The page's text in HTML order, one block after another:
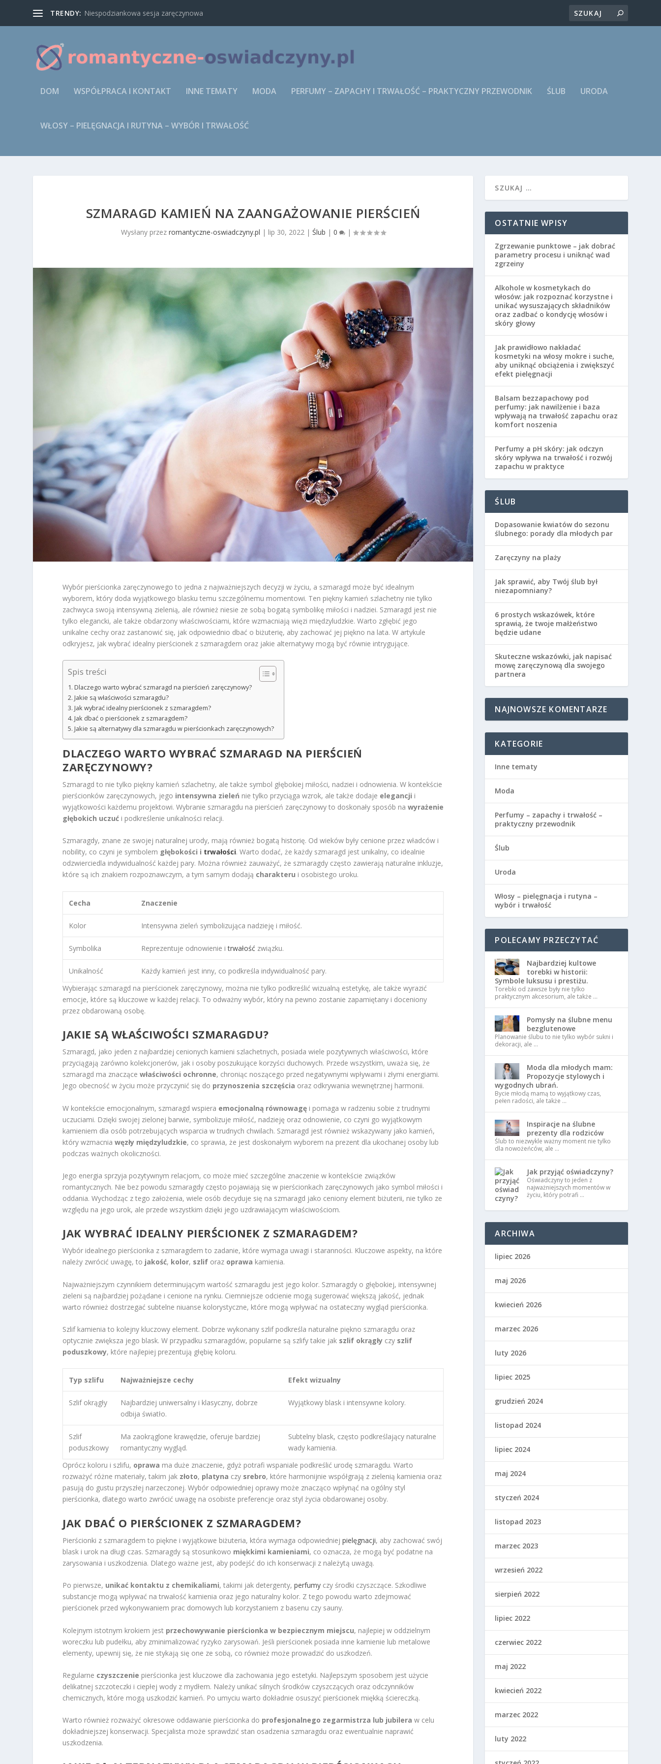
TRENDY: Niespodziankowa sesja zaręczynowa
DOM WSPÓŁPRACA I KONTAKT INNE TEMATY MODA PERFUMY – ZAPACHY I TRWAŁOŚĆ – PRAKTYCZNY PRZEWODNIK ŚLUB URODA
WŁOSY – PIELĘGNACJA I RUTYNA – WYBÓR I TRWAŁOŚĆ
SZMARAGD KAMIEŃ NA ZAANGAŻOWANIE PIERŚCIEŃ
Wysłany przez romantyczne-oswiadczyny.pl | lip 30, 2022| Ślub | 0 |
Wybór pierścionka zaręczynowego to jedna z najważniejszych decyzji w życiu, a szmaragd może być idealnym
wyborem, który doda wyjątkowego blasku temu szczególnemu momentowi. Ten piękny kamień szlachetny nie tylko
zachwyca swoją intensywną zielenią, ale również niesie ze sobą bogatą symbolikę miłości i nadziei. Szmaragd jest nie
tylko elegancki, ale także obdarzony właściwościami, które wzmacniają więzi międzyludzkie. Warto zgłębić jego
unikalne cechy oraz zastanowić się, jak odpowiednio dbać o biżuterię, aby zachować jej piękno na lata. W artykule
odkryjesz, jak wybrać idealny pierścionek z szmaragdem oraz jakie alternatywy mogą być równie intrygujące.
Spis treści
Dlaczego warto wybrać szmaragd na pierścień zaręczynowy?
Jakie są właściwości szmaragdu?
Jak wybrać idealny pierścionek z szmaragdem?
Jak dbać o pierścionek z szmaragdem?
Jakie są alternatywy dla szmaragdu w pierścionkach zaręczynowych?
DLACZEGO WARTO WYBRAĆ SZMARAGD NA PIERŚCIEŃ
ZARĘCZYNOWY?
Szmaragd to nie tylko piękny kamień szlachetny, ale także symbol głębokiej miłości, nadziei i odnowienia. W kontekście
pierścionków zaręczynowych, jego intensywna zieleń nie tylko przyciąga wzrok, ale także dodaje elegancji i
wyjątkowości każdemu projektowi. Wybranie szmaragdu na pierścień zaręczynowy to doskonały sposób nawyrażenie
głębokich uczuć i podkreślenie unikalności relacji.
Szmaragdy, znane ze swojej naturalnej urody, mają również bogatą historię. Od wieków były cenione przez władców i
nobility, co czyni je symbolem głębokości i trwałości. Warto dodać, że każdy szmaragd jest unikalny, co idealnie
odzwierciedla indywidualność każdej pary. Można również zauważyć, że szmaragdy często zawierają naturalne inkluzje,
które są ich znakiem rozpoznawczym, a tym samym dodają charakteru i osobistego uroku.
Cecha Znaczenie
Kolor Intensywna zieleń symbolizująca nadzieję i miłość.
Symbolika Reprezentuje odnowienie itrwałość związku.
Unikalność
Każdy kamień jest inny, co podkreśla indywidualność pary.
Wybierając szmaragd na pierścionek zaręczynowy, można nie tylko podkreślić wizualną estetykę, ale także wyrazić
emocje, które są kluczowe w każdej relacji. To odważny wybór, który na pewno zostanie zapamiętany i doceniony
przez obdarowaną osobę.
JAKIE SĄ WŁAŚCIWOŚCI SZMARAGDU?
Szmaragd, jako jeden z najbardziej cenionych kamieni szlachetnych, posiada wiele pozytywnych właściwości, które
przyciągają zarówno kolekcjonerów, jak i osoby poszukujące korzyści duchowych. Przede wszystkim, uważa się, że
szmaragd ma znaczącewłaściwości ochronne, chroniąc noszącego przed negatywnymi wpływami i złymi energiami.
Jego obecność w życiu może przyczynić się do przynoszenia szczęścia oraz odkrywania wewnętrznej harmonii.
W kontekście emocjonalnym, szmaragd wspiera emocjonalną równowagę i pomaga w radzeniu sobie z trudnymi
uczuciami. Dzięki swojej zielonej barwie, symbolizuje miłość, nadzieję oraz odnowienie, co czyni go wyjątkowym
kamieniem dla osób potrzebujących wsparcia w trudnych chwilach. Szmaragd jest również wskazywany jako kamień,
który wzmacniawęzły międzyludzkie, co sprawia, że jest doskonałym wyborem na prezent dla ukochanej osoby lub
podczas ważnych okoliczności.
Jego energia sprzyja pozytywnym relacjom, co może mieć szczególne znaczenie w kontekście związków
romantycznych. Nie bez powodu szmaragdy często pojawiają się w pierścionkach zaręczynowych jako symbol miłości i
oddania. Wychodząc z tego założenia, wiele osób decyduje się na szmaragd jako ceniony element biżuterii, nie tylko ze
względu na jego urok, ale przede wszystkim dzięki jego uzdrawiającym właściwościom.
JAK WYBRAĆ IDEALNY PIERŚCIONEK Z SZMARAGDEM?
Wybór idealnego pierścionka z szmaragdem to zadanie, które wymaga uwagi i staranności. Kluczowe aspekty, na które
należy zwrócić uwagę, to jakość, kolor, szlif oraz oprawa kamienia.
Najważniejszym czynnikiem determinującym wartość szmaragdu jest jego kolor. Szmaragdy o głębokiej, intensywnej
zieleni są najbardziej pożądane i cenione na rynku. Ciemniejsze odcienie mogą sugerować większą jakość, jednak
warto również dostrzegać subtelne niuanse kolorystyczne, które mogą wpływać na ostateczny wygląd pierścionka.
Szlif kamienia to kolejny kluczowy element. Dobrze wykonany szlif podkreśla naturalne piękno szmaragdu oraz
optycznie zwiększa jego blask. W przypadku szmaragdów, popularne są szlify takie jak szlif okrągły czy szlif
poduszkowy, które najlepiej prezentują głębię koloru.
Typ szlifu Najważniejsze cechy Efekt wizualny
Szlif okrągły
Najbardziej uniwersalny i klasyczny, dobrze
odbija światło.
Wyjątkowy blask i intensywne kolory.
Szlif
poduszkowy
Ma zaokrąglone krawędzie, oferuje bardziej
romantyczny wygląd.
Subtelny blask, często podkreślający naturalne
wady kamienia.
Oprócz koloru i szlifu, oprawa ma duże znaczenie, gdyż potrafi wspaniale podkreślić urodę szmaragdu. Warto
rozważyć różne materiały, takim jak złoto, platyna czy srebro, które harmonijnie współgrają z zielenią kamienia oraz
pasują do gustu przyszłej narzeczonej. Wybór odpowiedniej oprawy może znacząco wpłynąć na ogólny styl
pierścionka, dlatego warto zwrócić uwagę na osobiste preferencje oraz styl życia obdarowanej osoby.
JAK DBAĆ O PIERŚCIONEK Z SZMARAGDEM?
Pierścionki z szmaragdem to piękne i wyjątkowe biżuteria, która wymaga odpowiedniejpielęgnacji, aby zachować swój
blask i urok na długi czas. Szmaragdy są stosunkowo miękkimi kamieniami, co oznacza, że mogą być podatne na
zarysowania i uszkodzenia. Dlatego ważne jest, aby podejść do ich konserwacji z należytą uwagą.
Po pierwsze, unikać kontaktu z chemikaliami, takimi jak detergenty,perfumy czy środki czyszczące. Szkodliwe
substancje mogą wpływać na trwałość kamienia oraz jego naturalny kolor. Z tego powodu warto zdejmować
pierścionek przed wykonywaniem prac domowych lub korzystaniem z basenu czy sauny.
Kolejnym istotnym krokiem jest przechowywanie pierścionka w bezpiecznym miejscu, najlepiej w oddzielnym
woreczku lub pudełku, aby zminimalizować ryzyko zarysowań. Jeśli pierścionek posiada inne kamienie lub metalowe
elementy, upewnij się, że nie stykają się one ze sobą, co również może prowadzić do uszkodzeń.
Regularne czyszczenie pierścionka jest kluczowe dla zachowania jego estetyki. Najlepszym sposobem jest użycie
delikatnej szczoteczki i ciepłej wody z mydłem. Należy unikać silnych środków czyszczących oraz odczynników
chemicznych, które mogą uszkodzić kamień. Po umyciu warto dokładnie osuszyć pierścionek miękką ściereczką.
Warto również rozważyć okresowe oddawanie pierścionka do profesjonalnego zegarmistrza lub jubilera w celu
dokładniejszej konserwacji. Specjalista może sprawdzić stan osadzenia szmaragdu oraz ewentualnie naprawić
uszkodzenia.
OSTATNIE WPISY
Zgrzewanie punktowe – jak dobrać
parametry procesu i uniknąć wad
zgrzeiny
Alkohole w kosmetykach do
włosów: jak rozpoznać korzystne i
unikać wysuszających składników
oraz zadbać o kondycję włosów i
skóry głowy
Jak prawidłowo nakładać
kosmetyki na włosy mokre i suche,
aby uniknąć obciążenia i zwiększyć
efekt pielęgnacji
Balsam bezzapachowy pod
perfumy: jak nawilżenie i baza
wpływają na trwałość zapachu oraz
komfort noszenia
Perfumy a pH skóry: jak odczyn
skóry wpływa na trwałość i rozwój
zapachu w praktyce
ŚLUB
Dopasowanie kwiatów do sezonu
ślubnego: porady dla młodych par
Zaręczyny na plaży
Jak sprawić, aby Twój ślub był
niezapomniany?
6 prostych wskazówek, które
sprawią, że twoje małżeństwo
będzie udane
Skuteczne wskazówki, jak napisać
mowę zaręczynową dla swojego
partnera
NAJNOWSZE KOMENTARZE
KATEGORIE
Inne tematy
Moda
Perfumy – zapachy i trwałość –
praktyczny przewodnik
Ślub
Uroda
Włosy – pielęgnacja i rutyna –
wybór i trwałość
POLECAMY PRZECZYTAĆ
Najbardziej kultowe
torebki w historii:
Symbole luksusu i prestiżu.
Torebki od zawsze były nie tylko
praktycznym akcesorium, ale także …
Pomysły na ślubne menu
bezglutenowe
Planowanie ślubu to nie tylko wybór sukni i
dekoracji, ale …
Moda dla młodych mam:
Propozycje stylowych i
wygodnych ubrań.
Bycie młodą mamą to wyjątkowy czas,
pełen radości, ale także …
Inspiracje na ślubne
prezenty dla rodziców
Ślub to niezwykle ważny moment nie tylko
dla nowożeńców, ale …
Jak przyjąć oświadczyny?
Oświadczyny to jeden z
najważniejszych momentów w
życiu, który potrafi …
ARCHIWA
lipiec 2026
maj 2026
kwiecień 2026
marzec 2026
luty 2026
lipiec 2025
grudzień 2024
listopad 2024
lipiec 2024
maj 2024
styczeń 2024
listopad 2023
marzec 2023
wrzesień 2022
sierpień 2022
lipiec 2022
czerwiec 2022
maj 2022
kwiecień 2022
marzec 2022
luty 2022